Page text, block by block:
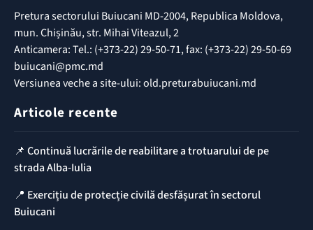
Pretura sectorului Buiucani MD-2004, Republica Moldova,
mun. Chișinău, str. Mihai Viteazul, 2
Anticamera: Tel.: (+373-22) 29-50-71, fax: (+373-22) 29-50-69
buiucani@pmc.md
Versiunea veche a site-ului: old.preturabuiucani.md
Articole recente
📌 Continuă lucrările de reabilitare a trotuarului de pe
strada Alba-Iulia
📍 Exercițiu de protecție civilă desfășurat în sectorul
Buiucani